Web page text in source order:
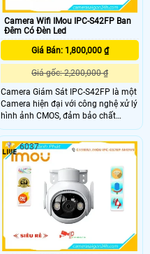
Camera Wifi IMou IPC-S42FP Ban
Đêm Có Đèn Led
Giá Bán: 1,800,000 ₫
Giá gốc: 2,200,000 ₫
Camera Giám Sát IPC-S42FP là một
Camera hiện đại với công nghệ xử lý
hình ảnh CMOS, đảm bảo chất
lượng hình ảnh chân thực. Với công
nghệ thiếu sáng Full Color, camera
có khả năng quan sát trong điều
kiện thiếu sáng màu sắc rõ ràng. Độ
phân giải 4.0 MP cho hình ảnh sắc
nét, đẹp mắt
6037